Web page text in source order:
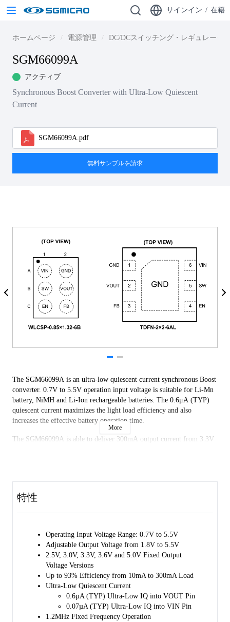
サインイン / 在籍
ホームページ 電源管理 DC/DCスイッチング・レギュレータ
SGM66099A
アクティブ
Synchronous Boost Converter with Ultra-Low Quiescent
Current
SGM66099A.pdf
無料サンプルを請求
The SGM66099A is an ultra-low quiescent current synchronous Boost
converter. 0.7V to 5.5V operation input voltage is suitable for Li-Mn
battery, NiMH and Li-Ion rechargeable batteries. The 0.6μA (TYP)
quiescent current maximizes the light load efficiency and also
increases the effective battery operation time.
The SGM66099A is able to deliver 300mA output current from 3.3V
is 270mV above the output voltage set point, the device enters pass-
The device integrates various protection features such as over-current
protection, over-voltage protection and thermal shutdown. In addition,
the synchronous rectifier supports short-circuit protection which
further improves the robustness of the device.
The SGM66099A provides both adjustable output voltage version and
fixed output voltage versions. It is available in Green WLCSP-
0.85×1.32-6B and TDFN- 2×2-6AL packages.
More
特性
Operating Input Voltage Range: 0.7V to 5.5V
Adjustable Output Voltage from 1.8V to 5.5V
2.5V, 3.0V, 3.3V, 3.6V and 5.0V Fixed Output
Voltage Versions
Up to 93% Efficiency from 10mA to 300mA Load
Ultra-Low Quiescent Current
0.6µA (TYP) Ultra-Low IQ into VOUT Pin
0.07µA (TYP) Ultra-Low IQ into VIN Pin
1.2MHz Fixed Frequency Operation